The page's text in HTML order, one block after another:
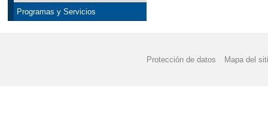
Programas y Servicios
Protección de datos Mapa del